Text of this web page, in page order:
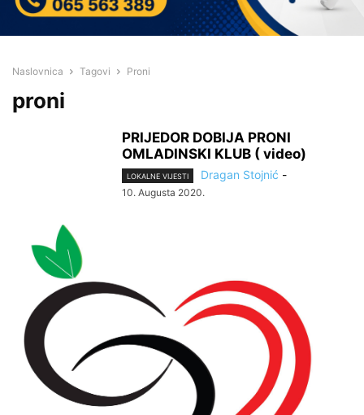
Naslovnica Tagovi Proni
proni
PRIJEDOR DOBIJA PRONI
OMLADINSKI KLUB ( video)
LOKALNE VIJESTI Dragan Stojnić -
10. Augusta 2020.